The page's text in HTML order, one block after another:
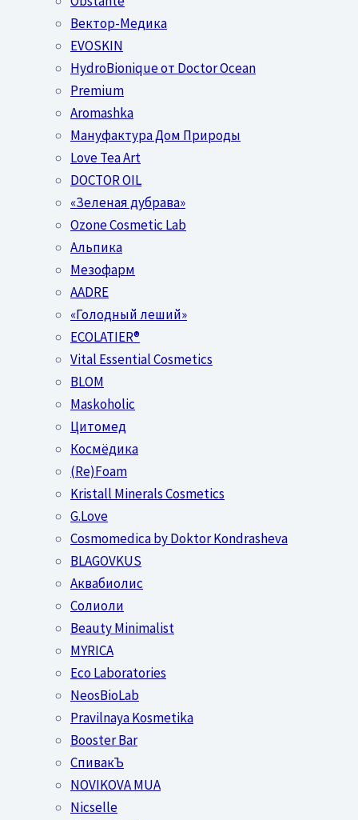
Вектор-Медика
EVOSKIN
HydroBionique от Doctor Ocean
Premium
Aromashka
Мануфактура Дом Природы
Love Tea Art
DOCTOR OIL
«Зеленая дубрава»
Ozone Cosmetic Lab
Альпика
Мезофарм
AADRE
«Голодный леший»
EСОLATIER®
Vital Essential Cosmetics
BLOM
Maskoholic
Цитомед
Космёдика
(Re)Foam
Kristall Minerals Cosmetics
G.Love
Cosmomedica by Doktor Kondrasheva
BLAGOVKUS
Аквабиолис
Солиоли
Beauty Minimalist
MYRICA
Eco Laboratories
NeosBioLab
Pravilnaya Kosmetika
Booster Bar
СпивакЪ
NOVIKOVA MUA
Nicselle